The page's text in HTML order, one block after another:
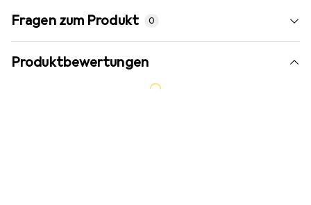
Fragen zum Produkt 0
Produktbewertungen